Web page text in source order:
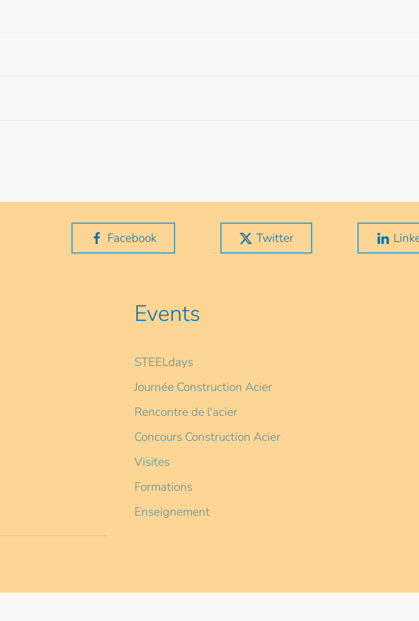
Facebook Twitter
Events
STEELdays
Journée Construction Acier
Rencontre de l'acier
Concours Construction Acier
Visites
Formations
Enseignement